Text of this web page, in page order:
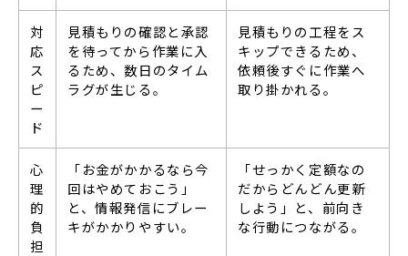
対
応
ス
ピ
ー
ド
見積もりの確認と承認
を待ってから作業に入
るため、数日のタイム
ラグが生じる。
見積もりの工程をス
キップできるため、
依頼後すぐに作業へ
取り掛かれる。
心
理
的
負
担
「お金がかかるなら今
回はやめておこう」
と、情報発信にブレー
キがかかりやすい。
「せっかく定額なの
だからどんどん更新
しよう」と、前向き
な行動につながる。